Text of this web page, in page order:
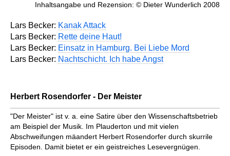
Inhaltsangabe und Rezension: © Dieter Wunderlich 2008
Lars Becker: Kanak Attack
Lars Becker: Rette deine Haut!
Lars Becker: Einsatz in Hamburg. Bei Liebe Mord
Lars Becker: Nachtschicht. Ich habe Angst
Herbert Rosendorfer - Der Meister
"Der Meister" ist v. a. eine Satire über den Wissenschaftsbetrieb
am Beispiel der Musik. Im Plauderton und mit vielen
Abschweifungen mäandert Herbert Rosendorfer durch skurrile
Episoden. Damit bietet er ein geistreiches Lesevergnügen.